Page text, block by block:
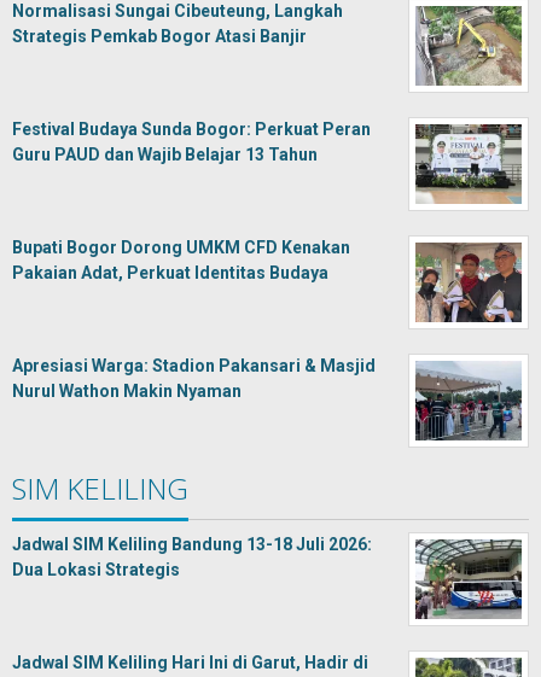
Normalisasi Sungai Cibeuteung, Langkah
Strategis Pemkab Bogor Atasi Banjir
Festival Budaya Sunda Bogor: Perkuat Peran
Guru PAUD dan Wajib Belajar 13 Tahun
Bupati Bogor Dorong UMKM CFD Kenakan
Pakaian Adat, Perkuat Identitas Budaya
Apresiasi Warga: Stadion Pakansari & Masjid
Nurul Wathon Makin Nyaman
SIM KELILING
Jadwal SIM Keliling Bandung 13-18 Juli 2026:
Dua Lokasi Strategis
Jadwal SIM Keliling Hari Ini di Garut, Hadir di